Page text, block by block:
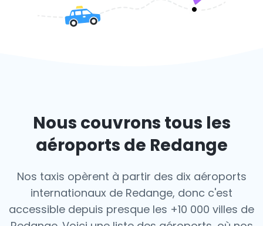
Nous couvrons tous les
aéroports de Redange
Nos taxis opèrent à partir des dix aéroports
internationaux de Redange, donc c'est
accessible depuis presque les +10 000 villes de